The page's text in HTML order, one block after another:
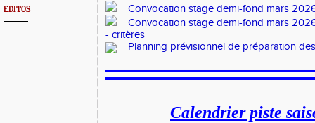
EDITOS
Convocation stage demi-fond mars
Convocation stage demi-fond mars
- critères
Planning prévisionnel de préparation
Calendrier piste